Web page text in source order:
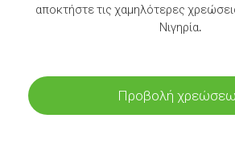
αποκτήστε τις χαμηλότερες
Νιγηρία.
Προβολή